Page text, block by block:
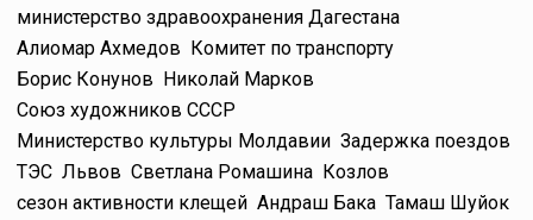
министерство здравоохранения Дагестана
Алиомар Ахмедов Комитет по транспорту
Борис Конунов Николай Марков
Союз художников СССР
Министерство культуры Молдавии Задержка поездов
ТЭС Львов Светлана Ромашина Козлов
сезон активности клещей Андраш Бака Тамаш Шуйок